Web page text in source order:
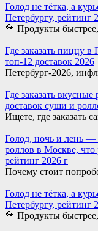
Голод не тётка, а
Петербургу, рейтинг
🥦 Продукты
Где заказать пиццу в
топ-12 доставок 2026
Петербург-2026,
Где заказать
доставок суши и
Ищете, где заказать
Голод, ночь и лень
роллов в Москве, что
рейтинг 2026 г
Почему стоит
Голод не тётка, а
Петербургу, рейтинг
🥦 Продукты